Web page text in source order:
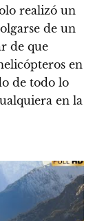
realizó un
de un
de que
en
de todo lo
en la